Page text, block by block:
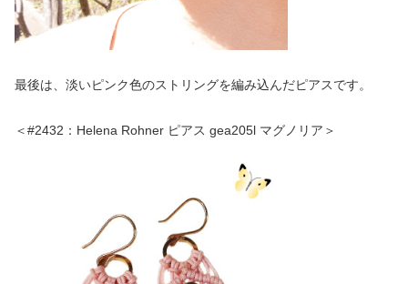
最後は、淡いピンク色のストリングを編み込んだピアスです。
＜#2432：Helena Rohner ピアス gea205l マグノリア＞